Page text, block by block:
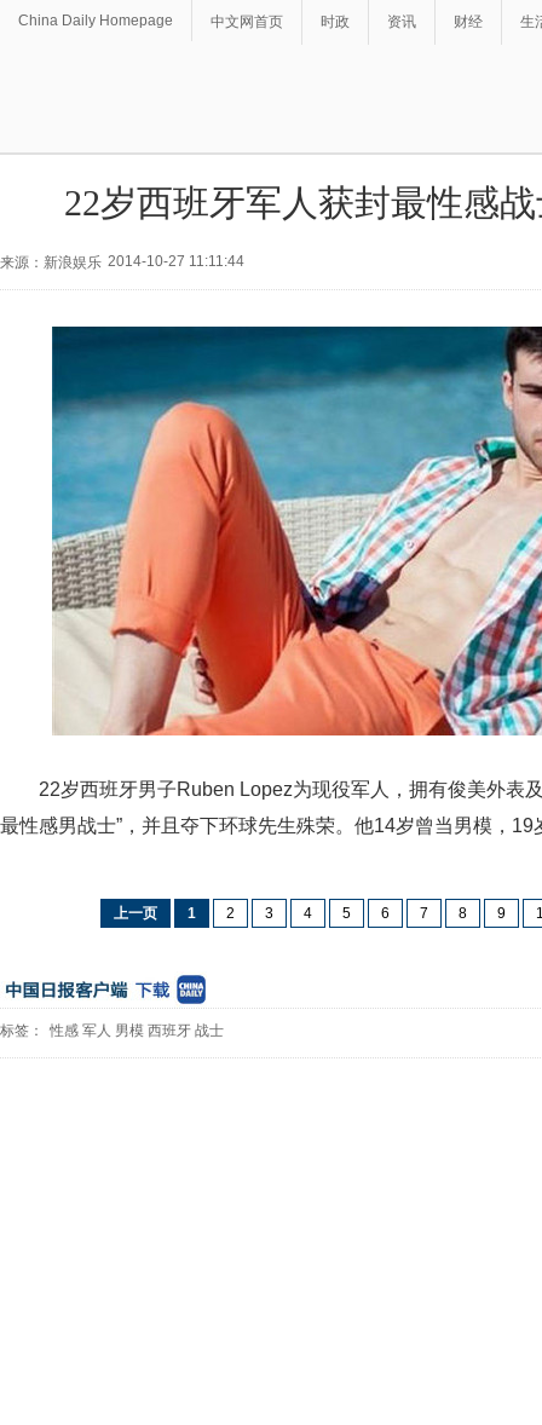
China Daily Homepage 中文网首页 时政 资讯 财经 生
22岁西班牙军人获封最性感
来源：新浪娱乐 2014-10-27 11:11:44
22岁西班牙男子Ruben Lopez为现役军人，拥有俊美外表
最性感男战士”，并且夺下环球先生殊荣。他14岁曾当男模，19
上一页 1 2 3 4 5 6 7 8 9
标签： 性感 军人 男模 西班牙 战士